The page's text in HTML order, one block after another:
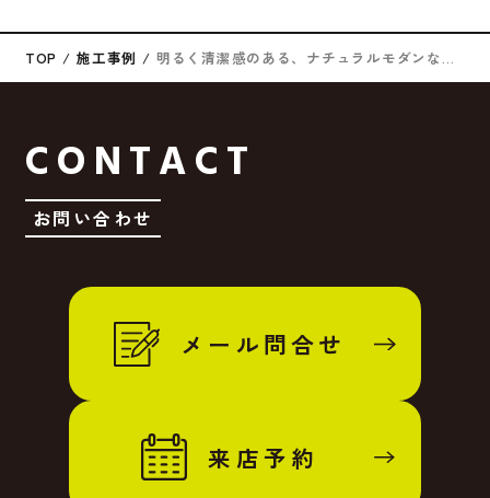
TOP 施工事例 明るく清潔感のある、ナチュラルモダンなサニタリー空間
CONTACT
お問い合わせ
メール問合せ
来店予約